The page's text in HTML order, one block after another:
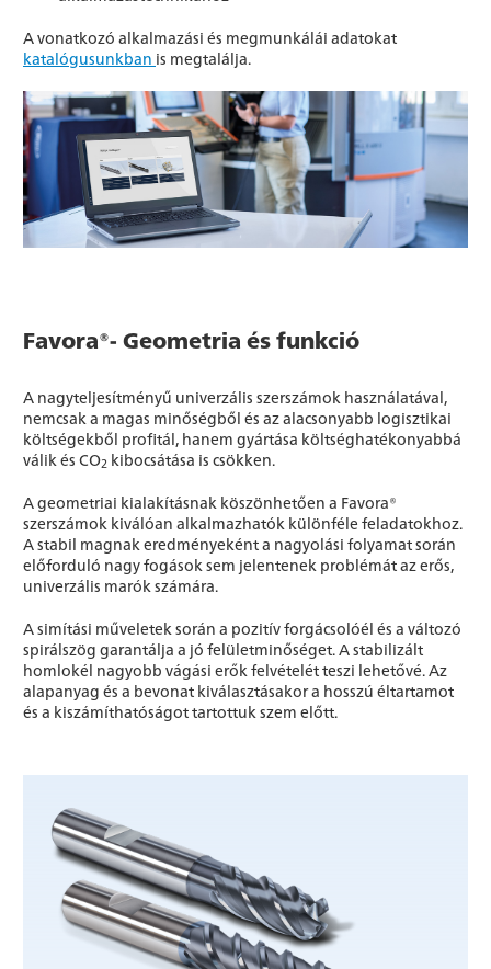
A vonatkozó alkalmazási és megmunkálái adatokat
katalógusunkban is megtalálja.
Favora®- Geometria és funkció
A nagyteljesítményű univerzális szerszámok használatával,
nemcsak a magas minőségből és az alacsonyabb logisztikai
költségekből profitál, hanem gyártása költséghatékonyabbá
válik és CO2 kibocsátása is csökken.
A geometriai kialakításnak köszönhetően a Favora®
szerszámok kiválóan alkalmazhatók különféle feladatokhoz.
A stabil magnak eredményeként a nagyolási folyamat során
előforduló nagy fogások sem jelentenek problémát az erős,
univerzális marók számára.
A simítási műveletek során a pozitív forgácsolóél és a változó
spirálszög garantálja a jó felületminőséget. A stabilizált
homlokél nagyobb vágási erők felvételét teszi lehetővé. Az
alapanyag és a bevonat kiválasztásakor a hosszú éltartamot
és a kiszámíthatóságot tartottuk szem előtt.